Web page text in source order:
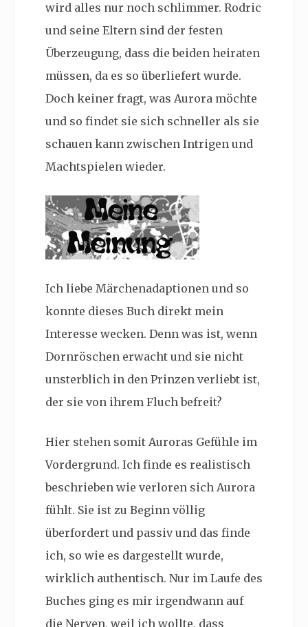
wird alles nur noch schlimmer. Rodric
und seine Eltern sind der festen
Überzeugung, dass die beiden heiraten
müssen, da es so überliefert wurde.
Doch keiner fragt, was Aurora möchte
und so findet sie sich schneller als sie
schauen kann zwischen Intrigen und
Machtspielen wieder.
Ich liebe Märchenadaptionen und so
konnte dieses Buch direkt mein
Interesse wecken. Denn was ist, wenn
Dornröschen erwacht und sie nicht
unsterblich in den Prinzen verliebt ist,
der sie von ihrem Fluch befreit?
Hier stehen somit Auroras Gefühle im
Vordergrund. Ich finde es realistisch
beschrieben wie verloren sich Aurora
fühlt. Sie ist zu Beginn völlig
überfordert und passiv und das finde
ich, so wie es dargestellt wurde,
wirklich authentisch. Nur im Laufe des
Buches ging es mir irgendwann auf
die Nerven, weil ich wollte, dass